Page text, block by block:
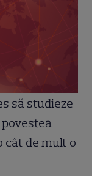
să studieze
de mult o